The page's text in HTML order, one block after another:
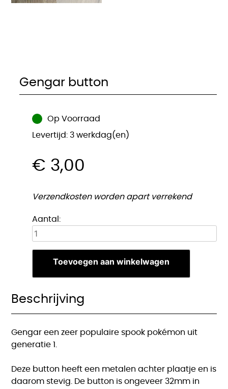
Gengar button
Op Voorraad
Levertijd: 3 werkdag(en)
€ 3,00
Verzendkosten worden apart verrekend
Aantal:Gengar
aantal
Toevoegen aan winkelwagen
Beschrijving
Gengar een zeer populaire spook pokémon uit
generatie 1.
Deze button heeft een metalen achter plaatje en is
daarom stevig. De button is ongeveer 32mm in